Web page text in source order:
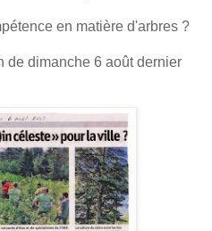
en matière d'arbres ?
de dimanche 6 août dernier